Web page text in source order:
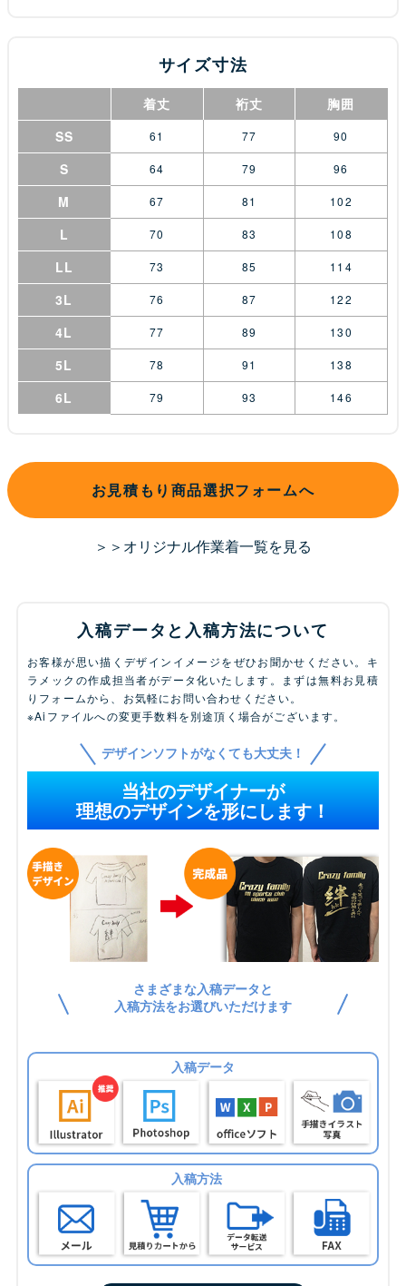
サイズ寸法
着丈 裄丈
胸囲
SS
61 77 90
S 64 79 96
M 67 81 102
L 70 83 108
LL 73 85 114
3L 76 87 122
4L 77 89 130
5L 78 91 138
6L 79 93 146
お見積もり商品選択フォームへ
＞＞オリジナル作業着一覧を見る
入稿データと入稿方法について
お客様が思い描くデザインイメージをぜひお聞かせください。キ
ラメックの作成担当者がデータ化いたします。まずは無料お見積
りフォームから、お気軽にお問い合わせください。
※Aiファイルへの変更手数料を別途頂く場合がございます。
デザインソフトがなくても大丈夫！
当社のデザイナーが
理想のデザインを形にします！
さまざまな入稿データと
入稿方法をお選びいただけます
入稿データ
入稿方法